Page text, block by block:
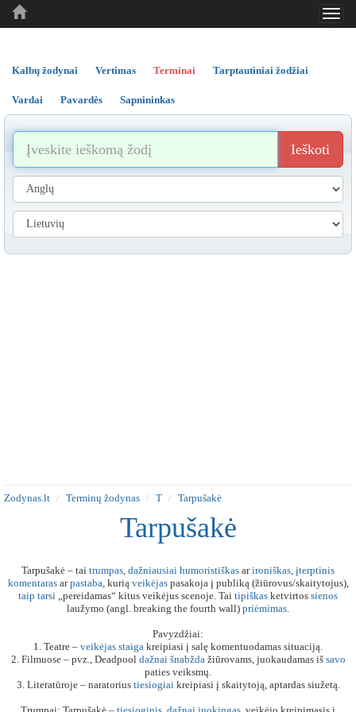
..
..
Kalbų žodynai Vertimas Terminai Tarptautiniai žodžiai
Vardai Pavardės Sapnininkas
Ieškoti
Zodynas.lt Terminų žodynas T Tarpušakė
Tarpušakė
Tarpušakė – tai trumpas, dažniausiai humoristiškas arironiškas, įterptinis
komentarasarpastaba, kurią veikėjaspasakoja į publiką (žiūrovus/skaitytojus),
taip tarsi „pereidamas“ kitus veikėjus scenoje. Tai tipiškas ketvirtos sienos
laužymo (angl. breaking the fourth wall) priėmimas.
Pavyzdžiai:
1. Teatre – veikėjas staiga kreipiasi į salę komentuodamas situaciją.
2. Filmuose – pvz., Deadpool dažnai šnabždažiūrovams, juokaudamas iš savo
paties veiksmų.
3. Literatūroje – naratorius tiesiogiaikreipiasi į skaitytoją, aptardas siužetą.